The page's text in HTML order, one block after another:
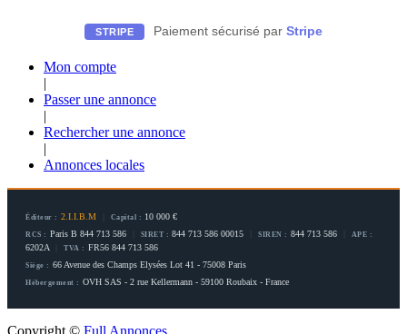
STRIPE Paiement sécurisé par Stripe
Mon compte
|
Passer une annonce
|
Rechercher une annonce
|
Annonces locales
Éditeur : 2.I.I.B.M Capital : 10 000 €
RCS : Paris B 844 713 586 SIRET : 844 713 586 00015 SIREN : 844 713 586 APE :
6202A TVA : FR56 844 713 586
Siège : 66 Avenue des Champs Elysées Lot 41 - 75008 Paris
Hébergement : OVH SAS - 2 rue Kellermann - 59100 Roubaix - France
Copyright © Full Annonces